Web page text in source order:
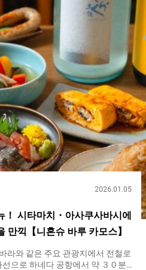
. 창업 당시부터, 가게를 대표하는
（Fruit parfait）』입니다. 그 화
기분으로 만들어 줄 것입니다.
）』 １,８７０엔（세금 포함）
따라 제철 과일을 가득 담고 있습
９월 시점에서는, 바나나, 멜론,
2026.01.05
！ 시타마치・아사쿠사바시에
만끽【니혼슈 바루 카모스】
라와 같은 주요 관광지에서 전철로
으로 하네다 공항에서 약 ３０분